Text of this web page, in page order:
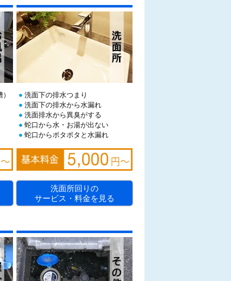
洗面下の排水つまり
洗面下の排水から水漏れ
洗面排水から異臭がする
蛇口から水・お湯が出ない
蛇口からポタポタと水漏れ
洗面所回りの
サービス・料金を見る